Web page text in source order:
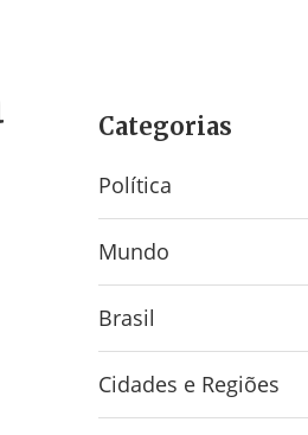
Categorias
Política
Mundo
Brasil
Cidades e Regiões